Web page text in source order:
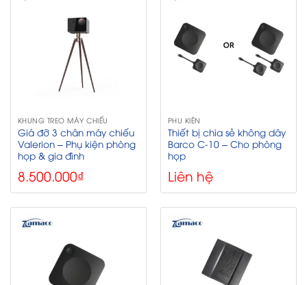
KHUNG TREO MÁY CHIẾU
Giá đỡ 3 chân máy chiếu
Valerion – Phụ kiện phòng
họp & gia đình
8.500.000₫
PHỤ KIỆN
Thiết bị chia sẻ không dây
Barco C-10 – Cho phòng
họp
Liên hệ